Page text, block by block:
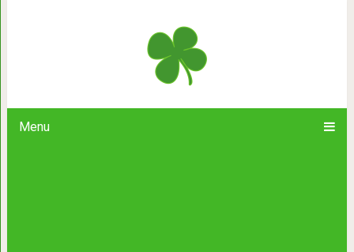
Menu
Как будет выглядеть